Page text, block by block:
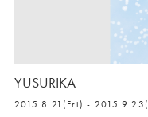
YUSURIKA
2015.8.21(Fri) -